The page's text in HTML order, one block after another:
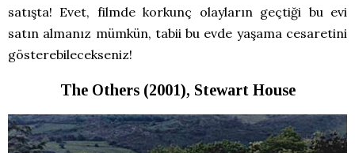
satışta! Evet, filmde korkunç olayların geçtiği bu evi
satın almanız mümkün, tabii bu evde yaşama cesaretini
gösterebilecekseniz!
The Others (2001), Stewart House